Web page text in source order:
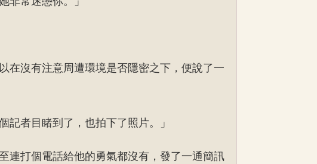
沒有注意周遭環境是否隱密之下，便說了一
者目睹到了，也拍下了照片。」
連打個電話給他的勇氣都沒有，發了一通簡訊